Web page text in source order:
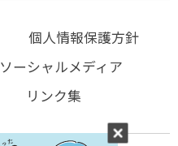
個人情報保護方針
ソーシャルメディア
リンク集